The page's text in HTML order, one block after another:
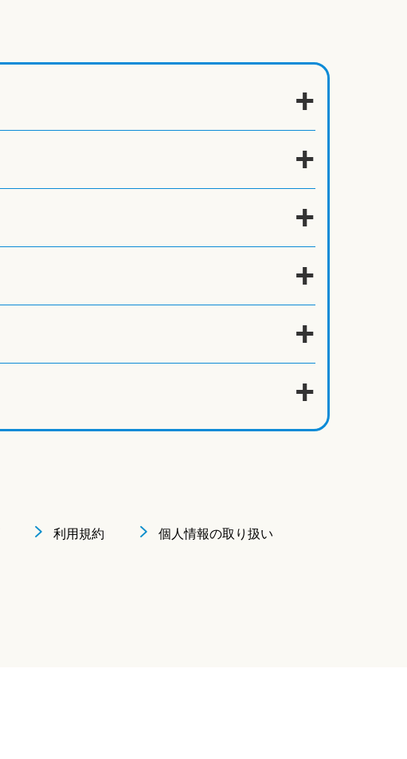
利用規約 個人情報の取り扱い